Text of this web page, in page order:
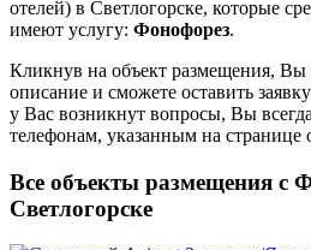
отелей) в Светлогорске, которые
имеют услугу: Фонофорез.
Кликнув на объект размещения, Вы
описание и сможете оставить
у Вас возникнут вопросы, Вы
телефонам, указанным на странице
Все объекты размещения с
Светлогорске